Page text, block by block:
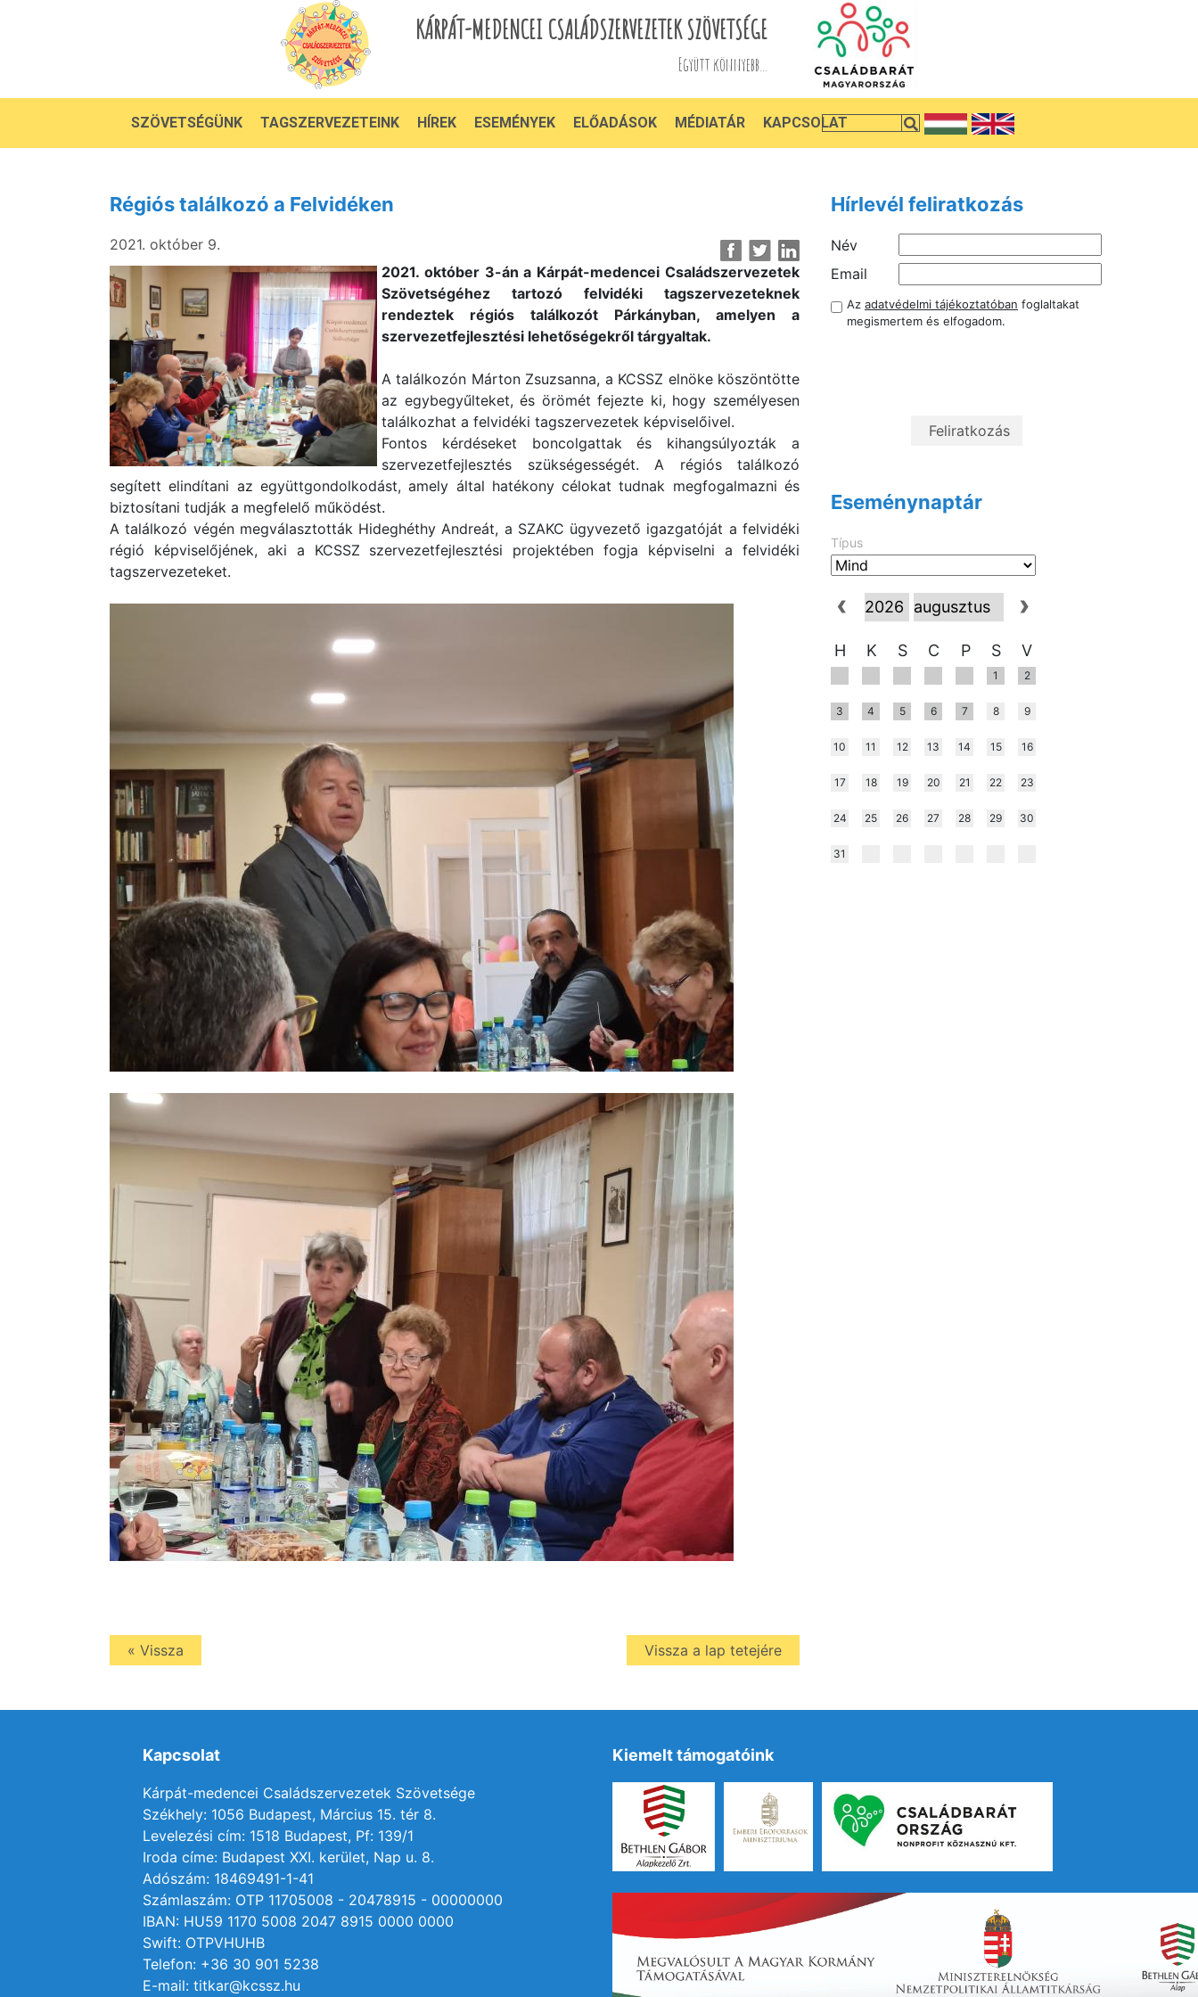
KÁRPÁT-MEDENCEI CSALÁDSZERVEZETEK SZÖVETSÉGE
Együtt könnyebb...
SZÖVETSÉGÜNK TAGSZERVEZETEINK HÍREK ESEMÉNYEK ELŐADÁSOK MÉDIATÁR KAPCSOLAT
Régiós találkozó a Felvidéken
2021. október 9.
2021. október 3-án a Kárpát-medencei Családszervezetek
Szövetségéhez tartozó felvidéki tagszervezeteknek
rendeztek régiós találkozót Párkányban, amelyen a
szervezetfejlesztési lehetőségekről tárgyaltak.
A találkozón Márton Zsuzsanna, a KCSSZ elnöke köszöntötte
az egybegyűlteket, és örömét fejezte ki, hogy személyesen
találkozhat a felvidéki tagszervezetek képviselőivel.
Fontos kérdéseket boncolgattak és kihangsúlyozták a
szervezetfejlesztés szükségességét. A régiós találkozó
segített elindítani az együttgondolkodást, amely által hatékony célokat tudnak megfogalmazni és
biztosítani tudják a megfelelő működést.
A találkozó végén megválasztották Hideghéthy Andreát, a SZAKC ügyvezető igazgatóját a felvidéki
régió képviselőjének, aki a KCSSZ szervezetfejlesztési projektében fogja képviselni a felvidéki
tagszervezeteket.
« Vissza Vissza a lap tetejére
Hírlevél feliratkozás
Név
Email
Az adatvédelmi tájékoztatóban foglaltakat
megismertem és elfogadom.
Eseménynaptár
Típus
H K S C P S V
1 2
3 4 5 6 7 8 9
10 11 12 13 14 15 16
17 18 19 20 21 22 23
24 25 26 27 28 29 30
31
Kapcsolat
Kárpát-medencei Családszervezetek Szövetsége
Székhely: 1056 Budapest, Március 15. tér 8.
Levelezési cím: 1518 Budapest, Pf: 139/1
Iroda címe: Budapest XXI. kerület, Nap u. 8.
Adószám: 18469491-1-41
Számlaszám: OTP 11705008 - 20478915 - 00000000
IBAN: HU59 1170 5008 2047 8915 0000 0000
Swift: OTPVHUHB
Telefon: +36 30 901 5238
E-mail: titkar@kcssz.hu
Kiemelt támogatóink